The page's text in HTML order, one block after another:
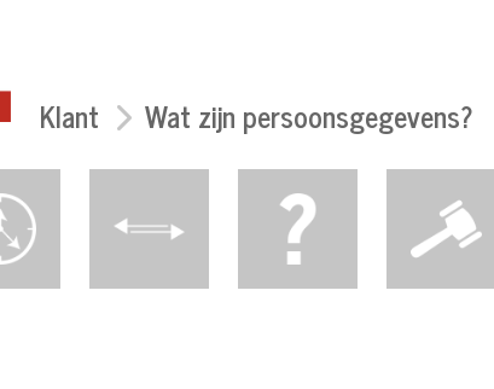
Klant Wat zijn persoonsgegevens?